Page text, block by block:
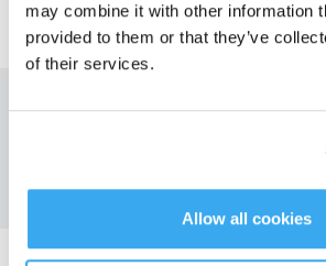
may combine it with other information
provided to them or that they’ve
of their services.
Allow all cookies
Obtenez les dernières